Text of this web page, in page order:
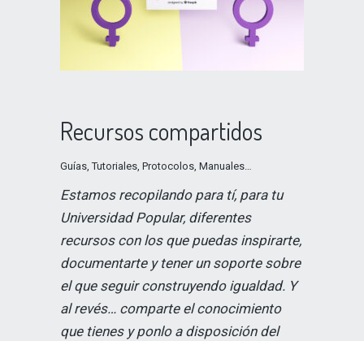
Recursos compartidos
Guías, Tutoriales, Protocolos, Manuales…
Estamos recopilando para tí, para tu
Universidad Popular, diferentes
recursos con los que puedas inspirarte,
documentarte y tener un soporte sobre
el que seguir construyendo igualdad. Y
al revés… comparte el conocimiento
que tienes y ponlo a disposición del